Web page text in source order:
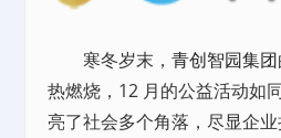
寒冬岁末，青创智园集团
热燃烧，12 月的公益活动如
亮了社会多个角落，尽显企